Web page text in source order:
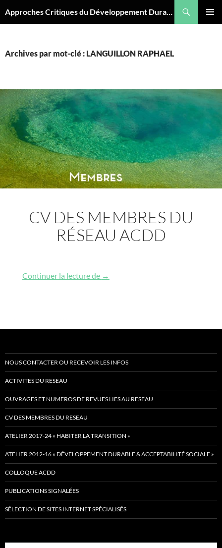
au
Approches Critiques du Développement Durable
Archives par mot-clé : LANGUILLON RAPHAEL
CV DES MEMBRES DU
RÉSEAU ACDD
Continuer la lecture de CV des membres du réseau ACDD
→
NOUS CONTACTER OU RECEVOIR LES INFOS
ACTIVITES DU RESEAU
OUVRAGES ET NUMEROS DE REVUES LIES AU RESEAU
CV DES MEMBRES DU RESEAU
ATELIER 2017-24 « HABITER LA TRANSITION »
ATELIER 2012-16 « DÉVELOPPEMENT DURABLE & ACCEPTABILITÉ SOCIALE »
COLLOQUE ACDD
PUBLICATIONS SIGNALÉES
SÉLECTION DE SITES INTERNET SPÉCIALISÉS